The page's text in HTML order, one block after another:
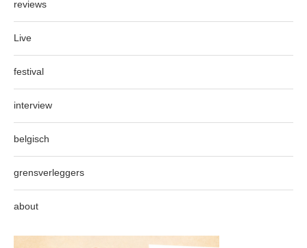
reviews
Live
festival
interview
belgisch
grensverleggers
about